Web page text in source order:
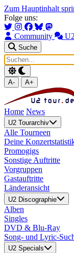
Zum Hauptinhalt
Folge uns:
Community
Suche
A- A+
Home News
U2 Tourarchiv
Alle Tourneen
Deine
Promogigs
Sonstige Auftritte
Vorgruppen
Gastauftritte
Länderansicht
U2 Discographie
Alben
Singles
DVD & Blu-Ray
Song- und Lyric-
U2 Specials